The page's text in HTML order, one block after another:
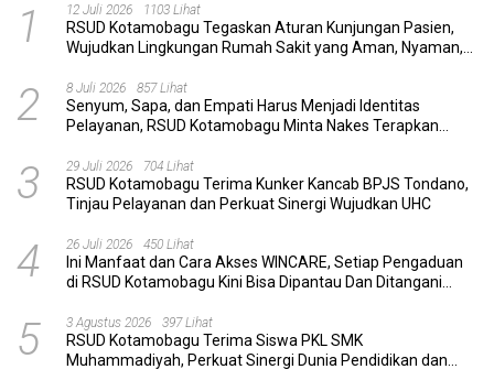
1 12 Juli 2026 1103 Lihat
RSUD Kotamobagu Tegaskan Aturan Kunjungan Pasien,
Wujudkan Lingkungan Rumah Sakit yang Aman, Nyaman,
2 8 Juli 2026 857 Lihat
Senyum, Sapa, dan Empati Harus Menjadi Identitas
Pelayanan, RSUD Kotamobagu Minta Nakes Terapkan
3 29 Juli 2026 704 Lihat
RSUD Kotamobagu Terima Kunker Kancab BPJS Tondano,
Tinjau Pelayanan dan Perkuat Sinergi Wujudkan UHC
4 26 Juli 2026 450 Lihat
Ini Manfaat dan Cara Akses WINCARE, Setiap Pengaduan
di RSUD Kotamobagu Kini Bisa Dipantau Dan Ditangani
5 3 Agustus 2026 397 Lihat
RSUD Kotamobagu Terima Siswa PKL SMK
Muhammadiyah, Perkuat Sinergi Dunia Pendidikan dan